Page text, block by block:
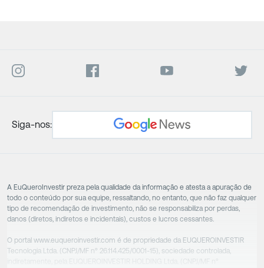
Siga-nos:
A EuQueroInvestir preza pela qualidade da informação e atesta a apuração de
todo o conteúdo por sua equipe, ressaltando, no entanto, que não faz qualquer
tipo de recomendação de investimento, não se responsabiliza por perdas,
danos (diretos, indiretos e incidentais), custos e lucros cessantes.
O portal www.euqueroinvestir.com é de propriedade da EUQUEROINVESTIR
Tecnologia Ltda. (CNPJ/MF nº 26.114.425/0001-15), sociedade controlada,